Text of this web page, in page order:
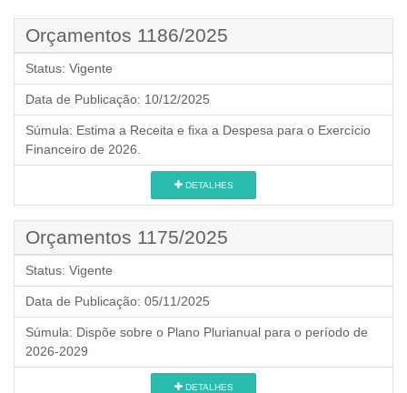
Orçamentos 1186/2025
Status: Vigente
Data de Publicação: 10/12/2025
Súmula: Estima a Receita e fixa a Despesa para o Exercício
Financeiro de 2026.
DETALHES
Orçamentos 1175/2025
Status: Vigente
Data de Publicação: 05/11/2025
Súmula: Dispõe sobre o Plano Plurianual para o período de
2026-2029
DETALHES